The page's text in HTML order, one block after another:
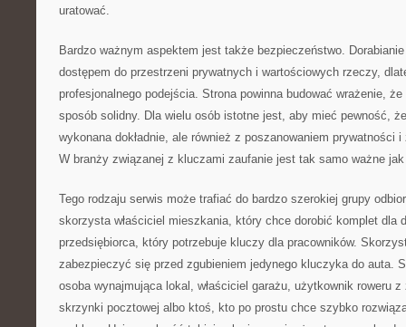
uratować.
Bardzo ważnym aspektem jest także bezpieczeństwo.
dostępem do przestrzeni prywatnych i wartościowych rzeczy,
profesjonalnego podejścia. Strona powinna budować wrażenie, że
sposób solidny. Dla wielu osób istotne jest, aby mieć pewność,
wykonana dokładnie, ale również z poszanowaniem prywatności
W branży związanej z kluczami zaufanie jest tak samo ważne
Tego rodzaju serwis może trafiać do bardzo szerokiej grupy
skorzysta właściciel mieszkania, który chce dorobić komplet dla
przedsiębiorca, który potrzebuje kluczy dla pracowników.
zabezpieczyć się przed zgubieniem jedynego kluczyka do auta.
osoba wynajmująca lokal, właściciel garażu, użytkownik roweru
skrzynki pocztowej albo ktoś, kto po prostu chce szybko